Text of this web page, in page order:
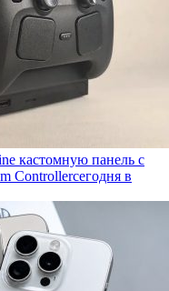
кастомную панель с
Controllerсегодня в